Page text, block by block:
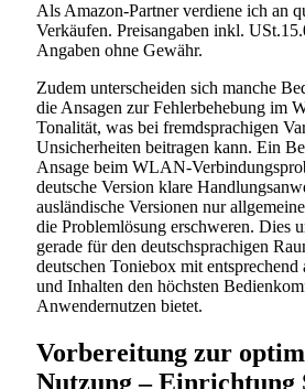
Als Amazon-Partner verdiene ich an
Verkäufen. Preisangaben inkl.
Angaben ohne Gewähr.
Zudem unterscheiden sich manche
die Ansagen zur Fehlerbehebung im
Tonalität, was bei fremdsprachigen
Unsicherheiten beitragen kann. Ein
Ansage beim WLAN-
deutsche Version klare
ausländische Versionen nur
die Problemlösung erschweren. Dies
gerade für den deutschsprachigen
deutschen Toniebox mit entsprechend
und Inhalten den höchsten
Anwendernutzen bietet.
Vorbereitung zur
Nutzung –